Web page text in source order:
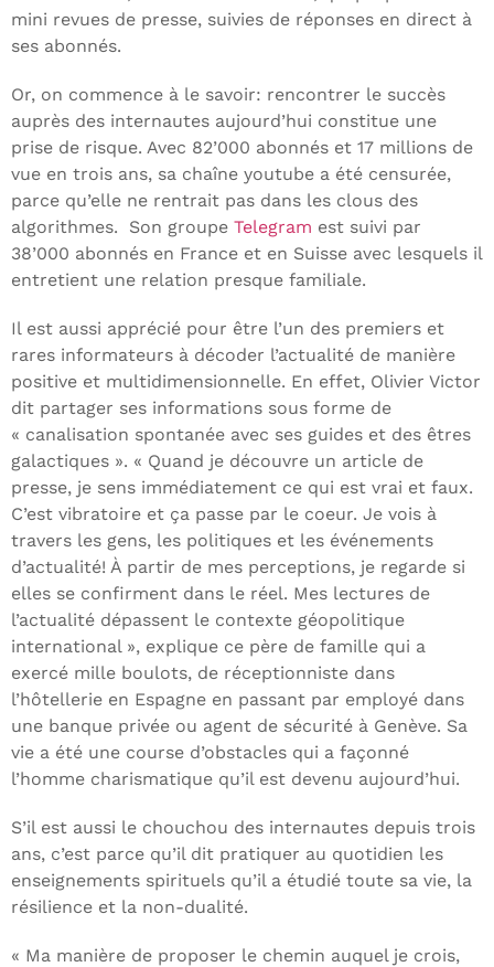
mini revues de presse, suivies de réponses en direct à
ses abonnés.
Or, on commence à le savoir: rencontrer le succès
auprès des internautes aujourd’hui constitue une
prise de risque. Avec 82’000 abonnés et 17 millions de
vue en trois ans, sa chaîne youtube a été censurée,
parce qu’elle ne rentrait pas dans les clous des
algorithmes. Son groupe Telegram est suivi par
38’000 abonnés en France et en Suisse avec lesquels il
entretient une relation presque familiale.
Il est aussi apprécié pour être l’un des premiers et
rares informateurs à décoder l’actualité de manière
positive et multidimensionnelle. En effet, Olivier Victor
dit partager ses informations sous forme de
« canalisation spontanée avec ses guides et des êtres
galactiques ». « Quand je découvre un article de
presse, je sens immédiatement ce qui est vrai et faux.
C’est vibratoire et ça passe par le coeur. Je vois à
travers les gens, les politiques et les événements
d’actualité! À partir de mes perceptions, je regarde si
elles se confirment dans le réel. Mes lectures de
l’actualité dépassent le contexte géopolitique
international », explique ce père de famille qui a
exercé mille boulots, de réceptionniste dans
l’hôtellerie en Espagne en passant par employé dans
une banque privée ou agent de sécurité à Genève. Sa
vie a été une course d’obstacles qui a façonné
l’homme charismatique qu’il est devenu aujourd’hui.
S’il est aussi le chouchou des internautes depuis trois
ans, c’est parce qu’il dit pratiquer au quotidien les
enseignements spirituels qu’il a étudié toute sa vie, la
résilience et la non-dualité.
« Ma manière de proposer le chemin auquel je crois,